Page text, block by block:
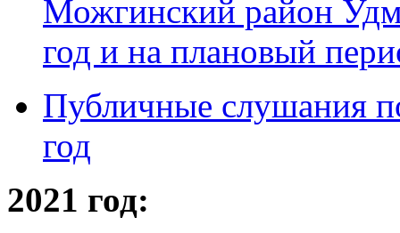
Можгинский район
год и на плановый
Публичные слушания
год
2021 год: